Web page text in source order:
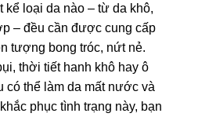
kể loại da nào – từ da khô,
– đều cần được cung cấp
tượng bong tróc, nứt nẻ.
thời tiết hanh khô hay ô
có thể làm da mất nước và
phục tình trạng này, bạn